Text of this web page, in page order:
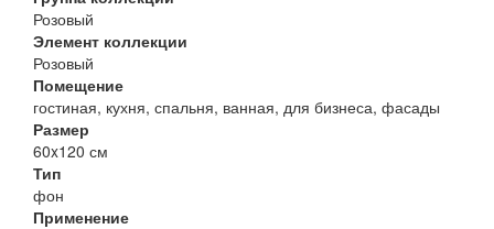
Розовый
Элемент коллекции
Розовый
Помещение
гостиная, кухня, спальня, ванная, для бизнеса, фасады
Размер
60x120 см
Тип
фон
Применение